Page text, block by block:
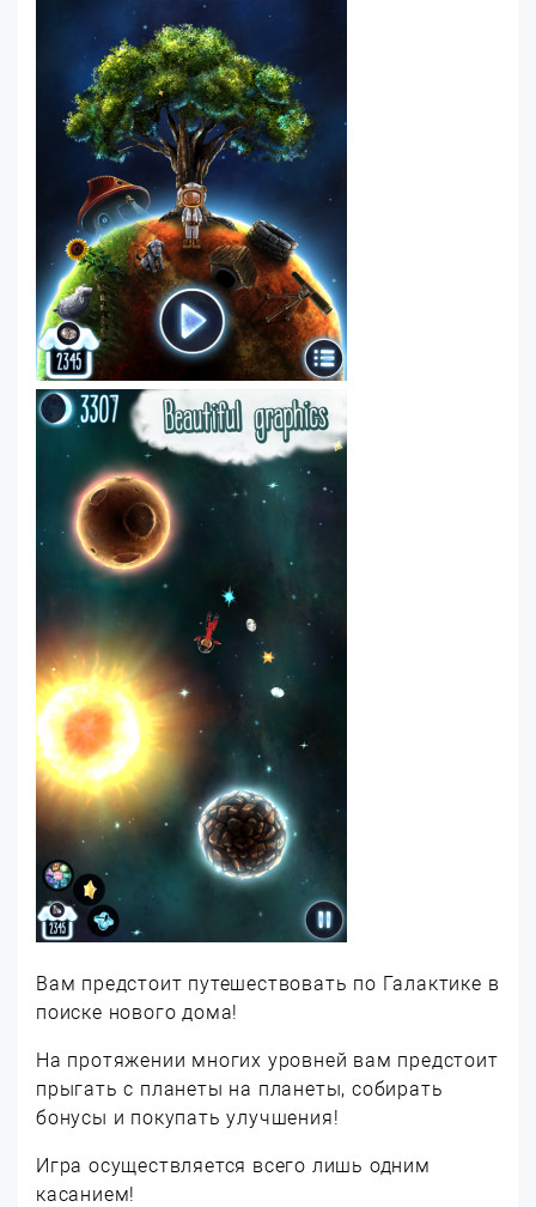
Вам предстоит путешествовать по Галактике в
поиске нового дома!
На протяжении многих уровней вам предстоит
прыгать с планеты на планеты, собирать
бонусы и покупать улучшения!
Игра осуществляется всего лишь одним
касанием!